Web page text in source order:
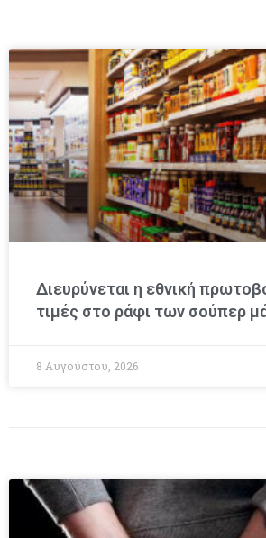
Διευρύνεται η εθνική
τιμές στο ράφι των σούπερ
8 Αυγούστου, 2026